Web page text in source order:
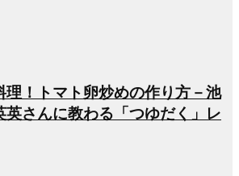
理！トマト卵炒めの作り方－池
英さんに教わる「つゆだく」レ